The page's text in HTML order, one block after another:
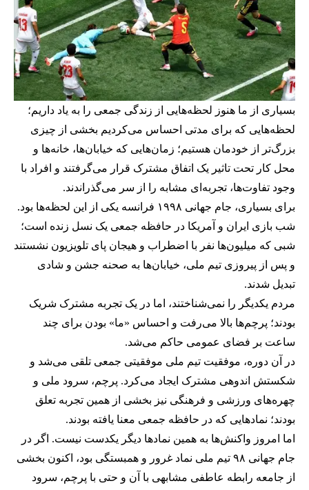
بسیاری از ما هنوز لحظه‌هایی از زندگی جمعی را به یاد داریم؛
لحظه‌هایی که برای مدتی احساس می‌کردیم بخشی از چیزی
بزرگ‌تر از خودمان هستیم؛ زمان‌هایی که خیابان‌ها، خانه‌ها و
محل کار تحت تاثیر یک اتفاق مشترک قرار می‌گرفتند و افراد با
وجود تفاوت‌ها، تجربه‌ای مشابه را از سر می‌گذراندند.
برای بسیاری، جام جهانی ۱۹۹۸ فرانسه یکی از این لحظه‌ها بود.
شب بازی ایران و آمریکا در حافظه جمعی یک نسل زنده است؛
شبی که میلیون‌ها نفر با اضطراب و هیجان پای تلویزیون نشستند
و پس از پیروزی تیم ملی، خیابان‌ها به صحنه جشن و شادی
تبدیل شدند.
مردم یکدیگر را نمی‌شناختند، اما در یک تجربه مشترک شریک
بودند؛ پرچم‌ها بالا می‌رفت و احساس «ما» بودن برای چند
ساعت بر فضای عمومی حاکم می‌شد.
در آن دوره، موفقیت تیم ملی موفقیتی جمعی تلقی می‌شد و
شکستش اندوهی مشترک ایجاد می‌کرد. پرچم، سرود ملی و
چهره‌های ورزشی و فرهنگی نیز بخشی از همین تجربه تعلق
بودند؛ نمادهایی که در حافظه جمعی معنا یافته بودند.
اما امروز واکنش‌ها به همین نمادها دیگر یکدست نیست. اگر در
جام جهانی ۹۸ تیم ملی نماد غرور و همبستگی بود، اکنون بخشی
از جامعه رابطه عاطفی مشابهی با آن و حتی با پرچم، سرود